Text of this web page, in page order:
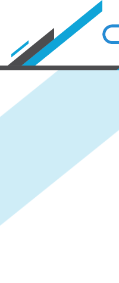
Cookies management panel